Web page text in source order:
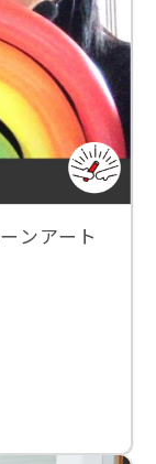
ンアート